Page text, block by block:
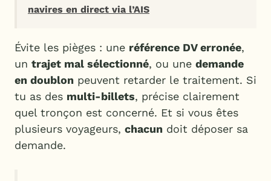
navires en direct via l’AIS
Évite les pièges : une référence DV erronée,
un trajet mal sélectionné, ou une demande
en doublon peuvent retarder le traitement. Si
tu as des multi-billets, précise clairement
quel tronçon est concerné. Et si vous êtes
plusieurs voyageurs, chacun doit déposer sa
demande.